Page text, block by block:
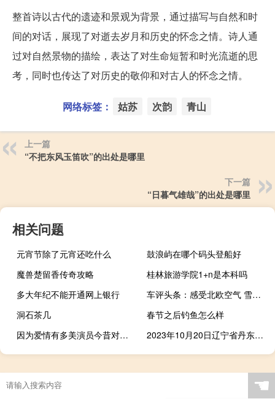
整首诗以古代的遗迹和景观为背景，通过描写与自然和时
间的对话，展现了对逝去岁月和历史的怀念之情。诗人通
过对自然景物的描绘，表达了对生命短暂和时光流逝的思
考，同时也传达了对历史的敬仰和对古人的怀念之情。
网络标签： 姑苏 次韵 青山
上一篇
“不把东风玉笛吹”的出处是哪里
下一篇
“日暮气雄哉”的出处是哪里
相关问题
元宵节除了元宵还吃什么
鼓浪屿在哪个码头登船好
魔兽楚留香传奇攻略
桂林旅游学院1+n是本科吗
多大年纪不能开通网上银行
车评头条：感受北欧空气 雪佛兰创酷空调PM2.5过滤测试
洞石茶几
春节之后钓鱼怎么样
因为爱情有多美演员今昔对比（因为爱情有多美演员）
2023年10月20日辽宁省丹东市疫情大数据-今日/今天疫情全网搜索最新实时消息动态情况通知播报
☚